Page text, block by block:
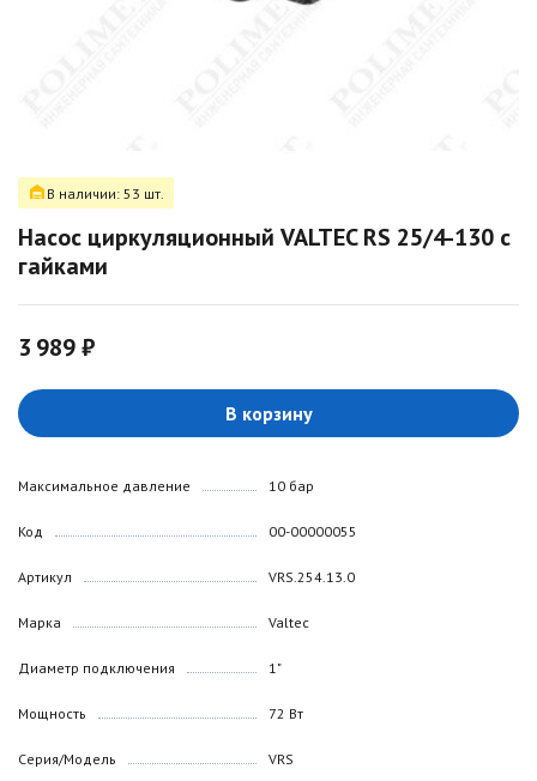
В наличии: 53 шт.
Насос циркуляционный VALTEC RS 25/4-130 с
гайками
3 989 ₽
В корзину
Максимальное давление
Код
Артикул
Марка
Диаметр подключения
Мощность
Серия/Модель
10 бар
00-00000055
VRS.254.13.0
Valtec
1"
72 Вт
VRS